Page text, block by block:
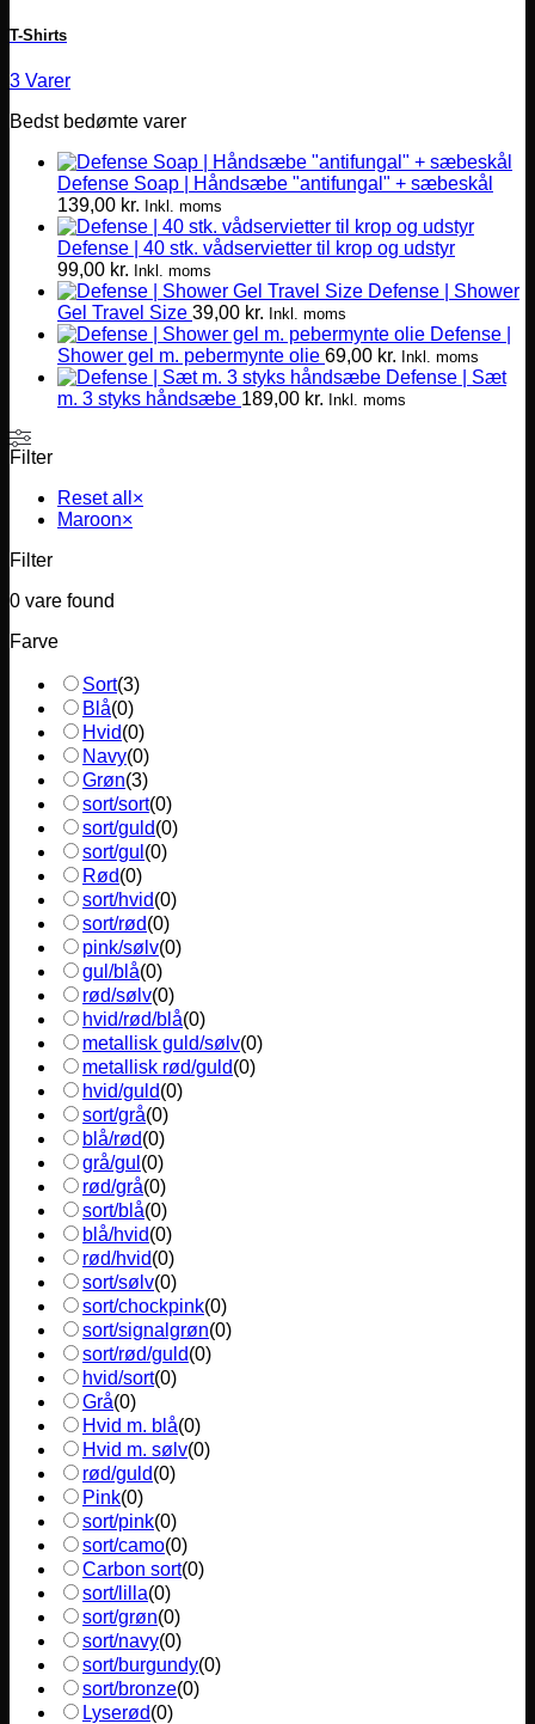
T-Shirts
3 Varer
Bedst bedømte varer
Defense Soap | Håndsæbe "antifungal" + sæbeskål
139,00 kr. Inkl. moms
Defense | 40 stk. vådservietter til krop og udstyr
99,00 kr. Inkl. moms
Defense | Shower
Gel Travel Size 39,00 kr. Inkl. moms
Defense |
Shower gel m. pebermynte olie 69,00 kr. Inkl. moms
Defense | Sæt
m. 3 styks håndsæbe 189,00 kr. Inkl. moms
Filter
Reset all ×
Maroon×
Filter
0 vare found
Farve
Sort(3)
Blå(0)
Hvid(0)
Navy(0)
Grøn(3)
sort/sort(0)
sort/guld(0)
sort/gul (0)
Rød(0)
sort/hvid(0)
sort/rød(0)
pink/sølv(0)
gul/blå(0)
rød/sølv(0)
hvid/rød/blå(0)
metallisk guld/sølv(0)
metallisk rød/guld(0)
hvid/guld(0)
sort/grå(0)
blå/rød(0)
grå/gul (0)
rød/grå(0)
sort/blå(0)
blå/hvid(0)
rød/hvid(0)
sort/sølv(0)
sort/chockpink(0)
sort/signalgrøn(0)
sort/rød/guld(0)
hvid/sort(0)
Grå(0)
Hvid m. blå(0)
Hvid m. sølv(0)
rød/guld(0)
Pink(0)
sort/pink(0)
sort/camo(0)
Carbon sort(0)
sort/lilla(0)
sort/grøn(0)
sort/navy(0)
sort/burgundy(0)
sort/bronze(0)
Lyserød(0)